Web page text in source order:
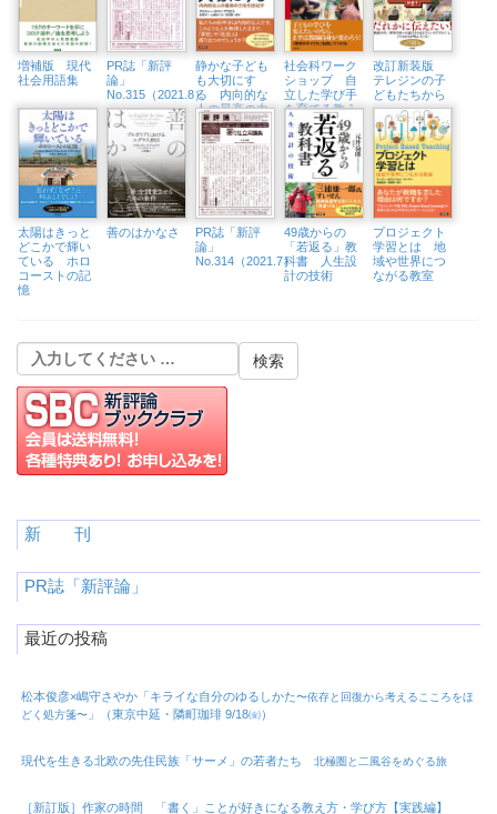
増補版 現代
社会用語集
PR誌「新評
論」
No.315（2021.8）
静かな子ども
も大切にす
る 内向的な
人の最高の力
を引き出す
社会科ワーク
ショップ 自
立した学び手
を育てる教え
方・学び方
改訂新装版
テレジンの子
どもたちから
太陽はきっと
どこかで輝い
ている ホロ
コーストの記
憶
善のはかなさ
PR誌「新評
論」
No.314（2021.7）
49歳からの
「若返る」教
科書 人生設
計の技術
プロジェクト
学習とは 地
域や世界につ
ながる教室
新 刊
PR誌「新評論」
最近の投稿
松本俊彦×嶋守さやか「キライな自分のゆるしかた〜依存と回復から考えるこころをほ
どく処方箋〜 」（東京中延・隣町珈琲 9/18㈮）
現代を生きる北欧の先住民族「サーメ」の若者たち 北極圏と二風谷をめぐる旅
［新訂版］作家の時間 「書く」ことが好きになる教え方・学び方【実践編】